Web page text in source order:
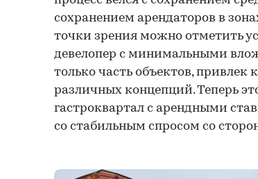
сохранением арендаторов в
точки зрения можно отметить
девелопер с минимальными
только часть объектов,
различных концепций. Теперь
гастроквартал с арендными
со стабильным спросом со